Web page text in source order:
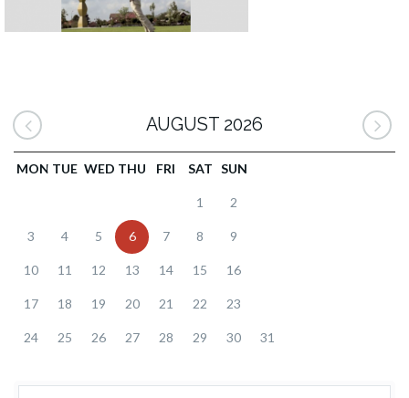
AUGUST 2026
MON TUE WED THU FRI SAT SUN
1 2
3 4 5 6 7 8 9
10 11 12 13 14 15 16
17 18 19 20 21 22 23
24 25 26 27 28 29 30 31